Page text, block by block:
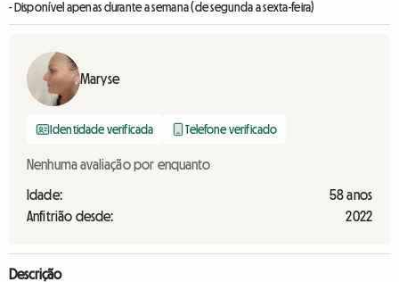
- Disponível apenas durante a semana (de segunda a sexta-feira)
Maryse
Identidade verificada Telefone verificado
Nenhuma avaliação por enquanto
Idade:
58 anos
Anfitrião desde:
2022
Descrição